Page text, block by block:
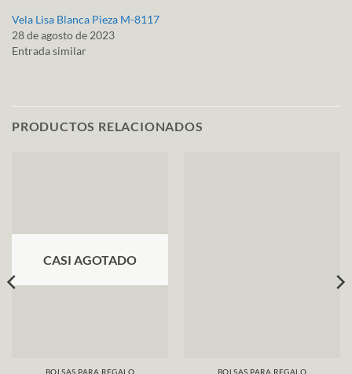
Vela Lisa Blanca Pieza M-8117
28 de agosto de 2023
Entrada similar
PRODUCTOS RELACIONADOS
CASI AGOTADO
BOLSAS PARA REGALO BOLSAS PARA REGALO